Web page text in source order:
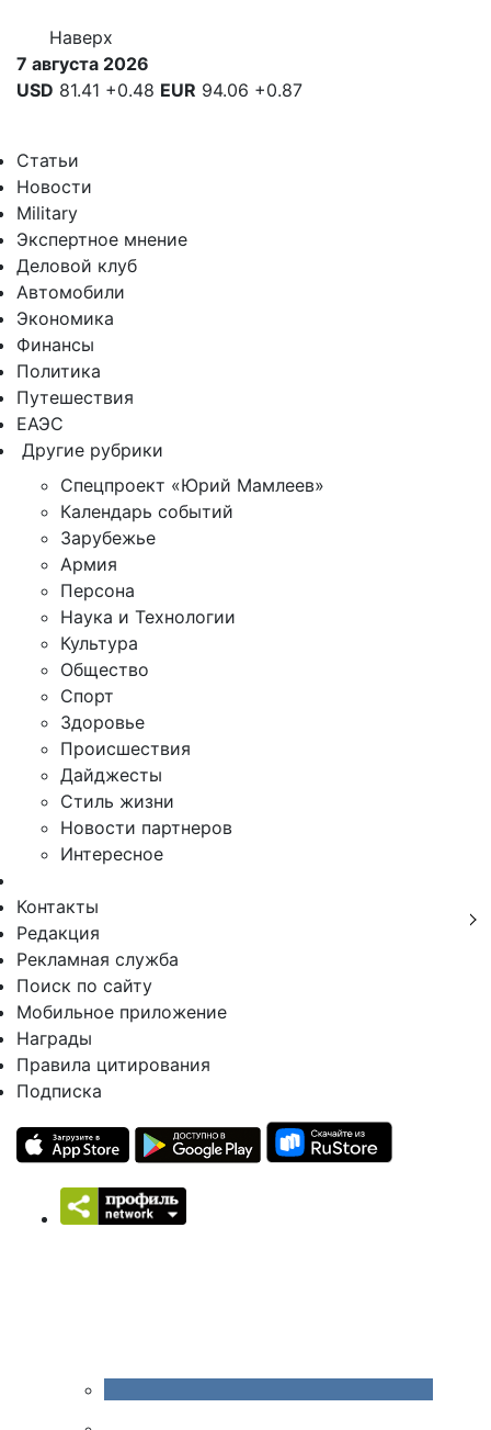
Наверх
7 августа 2026
USD 81.41 +0.48 EUR 94.06 +0.87
Статьи
Новости
Military
Экспертное мнение
Деловой клуб
Автомобили
Экономика
Финансы
Политика
Путешествия
ЕАЭС
Другие рубрики
Спецпроект «Юрий Мамлеев»
Календарь событий
Зарубежье
Армия
Персона
Наука и Технологии
Культура
Общество
Спорт
Здоровье
Происшествия
Дайджесты
Стиль жизни
Новости партнеров
Интересное
Контакты
Редакция
Рекламная служба
Поиск по сайту
Мобильное приложение
Награды
Правила цитирования
Подписка